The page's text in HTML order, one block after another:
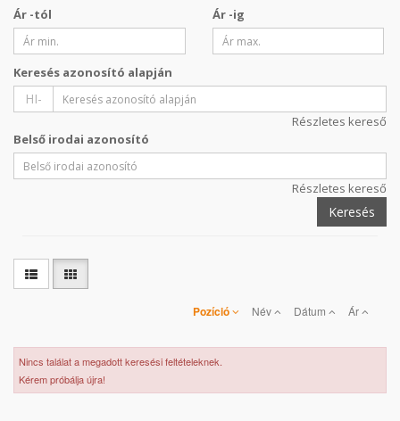
Ár -tól Ár -ig
Keresés azonosító alapján
HI-
Részletes kereső
Belső irodai azonosító
Részletes kereső
Keresés
Pozíció Név Dátum Ár
Nincs találat a megadott keresési feltételeknek.
Kérem próbálja újra!